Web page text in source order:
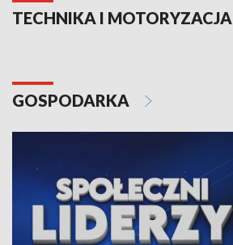
TECHNIKA I MOTORYZACJA
GOSPODARKA